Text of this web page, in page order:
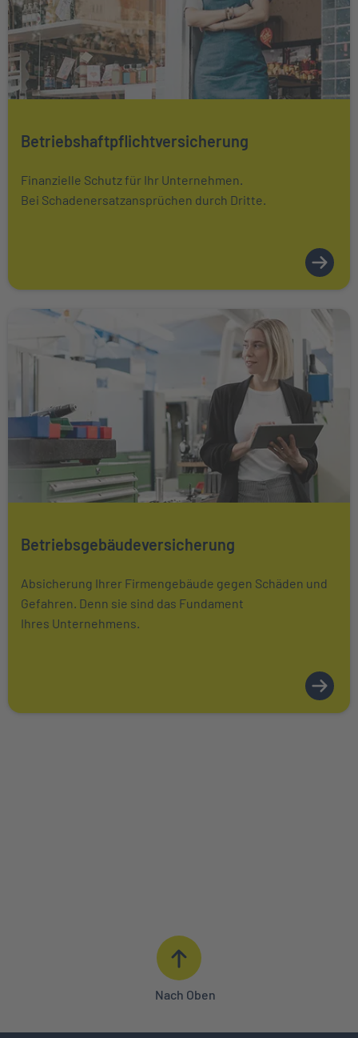
Betriebshaftpflichtversicherung
Finanzielle Schutz für Ihr Unternehmen.
Bei Schadenersatzansprüchen durch Dritte.
Weiter zu Betriebsgebäudeversicherung
Betriebsgebäudeversicherung
Absicherung Ihrer Firmengebäude gegen Schäden und
Gefahren. Denn sie sind das Fundament
Ihres Unternehmens.
Nach Oben